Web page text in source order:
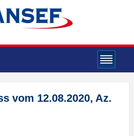
vom 12.08.2020, Az.